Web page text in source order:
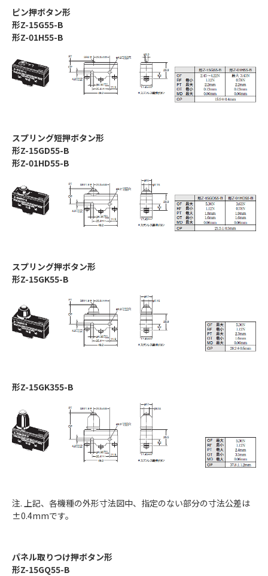
ピン押ボタン形
形Z-15G55-B
形Z-01H55-B
スプリング短押ボタン形
形Z-15GD55-B
形Z-01HD55-B
スプリング押ボタン形
形Z-15GK55-B
形Z-15GK355-B
注. 上記、各機種の外形寸法図中、指定のない部分の寸法公差は
±0.4mmです。
パネル取りつけ押ボタン形
形Z-15GQ55-B